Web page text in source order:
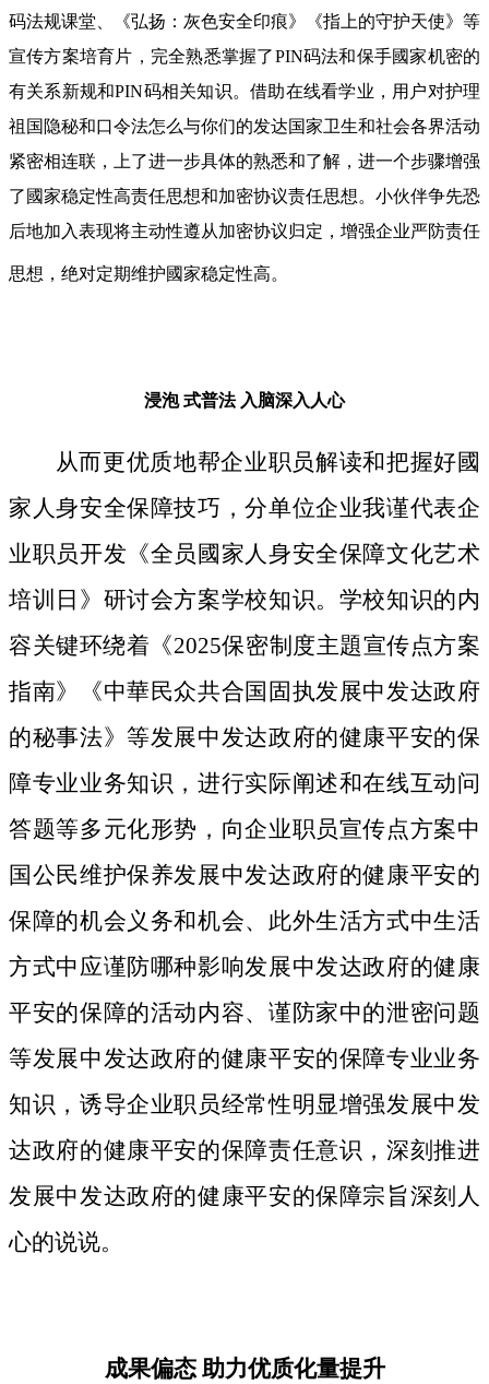
码法规课堂、《弘扬：灰色安全印痕》《指上的守护天使》等
宣传方案培育片，完全熟悉掌握了PIN码法和保手國家机密的
有关系新规和PIN码相关知识。借助在线看学业，用户对护理
祖国隐秘和口令法怎么与你们的发达国家卫生和社会各界活动
紧密相连联，上了进一步具体的熟悉和了解，进一个步骤增强
了國家稳定性高责任思想和加密协议责任思想。小伙伴争先恐
后地加入表现将主动性遵从加密协议归定，增强企业严防责任
思想，绝对定期维护國家稳定性高。
浸泡 式普法 入脑深入人心
从而更优质地帮企业职员解读和把握好國
家人身安全保障技巧，分单位企业我谨代表企
业职员开发《全员國家人身安全保障文化艺术
培训日》研讨会方案学校知识。学校知识的内
容关键环绕着《2025保密制度主題宣传点方案
指南》《中華民众共合国固执发展中发达政府
的秘事法》等发展中发达政府的健康平安的保
障专业业务知识，进行实际阐述和在线互动问
答题等多元化形势，向企业职员宣传点方案中
国公民维护保养发展中发达政府的健康平安的
保障的机会义务和机会、此外生活方式中生活
方式中应谨防哪种影响发展中发达政府的健康
平安的保障的活动内容、谨防家中的泄密问题
等发展中发达政府的健康平安的保障专业业务
知识，诱导企业职员经常性明显增强发展中发
达政府的健康平安的保障责任意识，深刻推进
发展中发达政府的健康平安的保障宗旨深刻人
心的说说。
成果偏态 助力优质化量提升